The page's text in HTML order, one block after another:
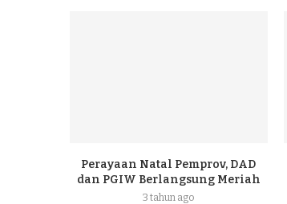
Perayaan Natal Pemprov, DAD
dan PGIW Berlangsung Meriah
3 tahun ago